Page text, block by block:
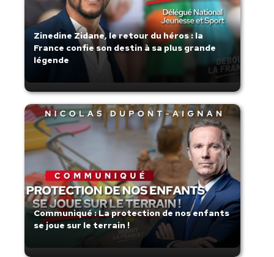
Zinedine Zidane, le retour du héros : la
France confie son destin à sa plus grande
légende
Communiqué : La protection de nos enfants
se joue sur le terrain !